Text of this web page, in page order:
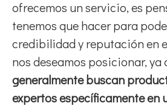
ofrecemos un servicio, es
tenemos que hacer para
credibilidad y reputación en
nos deseamos posicionar, ya
generalmente buscan
expertosespecíficamente en